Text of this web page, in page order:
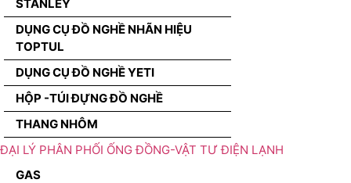
STANLEY
DỤNG CỤ ĐỒ NGHỀ NHÃN HIỆU
TOPTUL
DỤNG CỤ ĐỒ NGHỀ YETI
HỘP -TÚI ĐỰNG ĐỒ NGHỀ
THANG NHÔM
ĐẠI LÝ PHÂN PHỐI ỐNG ĐỒNG-VẬT TƯ ĐIỆN LẠNH
GAS